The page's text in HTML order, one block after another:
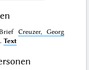
Creuzer, Georg
.Text